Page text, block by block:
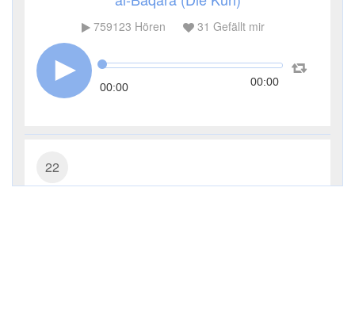
759123 Hören 31 Gefällt mir
00:00 00:00
22